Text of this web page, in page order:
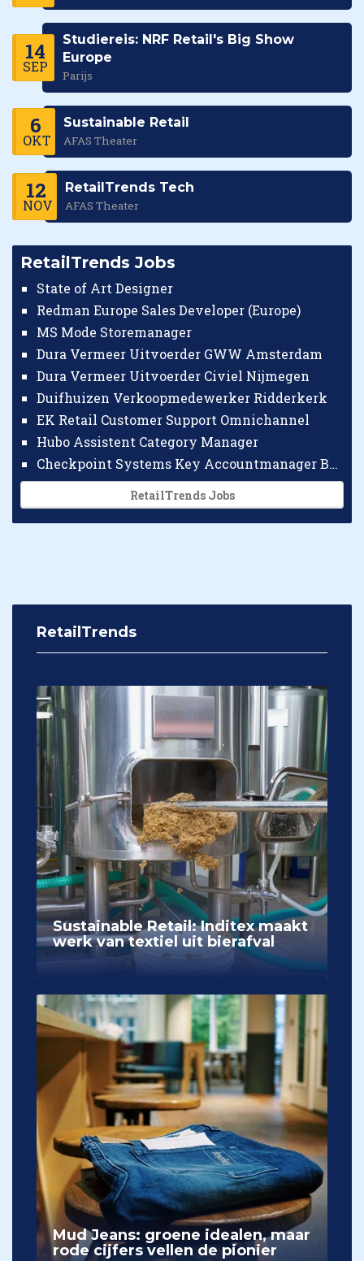
14
SEP
Studiereis: NRF Retail's Big Show
Europe
Parijs
6
OKT
Sustainable Retail
AFAS Theater
12
NOV
RetailTrends Tech
AFAS Theater
RetailTrends Jobs
State of Art Designer
Redman Europe Sales Developer (Europe)
MS Mode Storemanager
Dura Vermeer Uitvoerder GWW Amsterdam
Dura Vermeer Uitvoerder Civiel Nijmegen
Duifhuizen Verkoopmedewerker Ridderkerk
EK Retail Customer Support Omnichannel
Hubo Assistent Category Manager
Checkpoint Systems Key Accountmanager Benelux
RetailTrends Jobs
RetailTrends
Sustainable Retail: Inditex maakt
werk van textiel uit bierafval
Mud Jeans: groene idealen, maar
rode cijfers vellen de pionier